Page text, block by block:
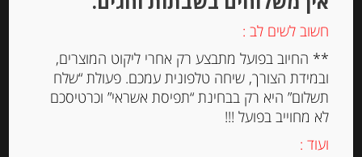
חשוב לשים לב :
** החיוב בפועל מתבצע רק אחרי ליקוט המוצרים,
ובמידת הצורך, שיחה טלפונית עמכם. פעולת “שלח
תשלום” היא רק בבחינת “תפיסת אשראי” וכרטיסכם
לא מחוייב בפועל !!!
ועוד :